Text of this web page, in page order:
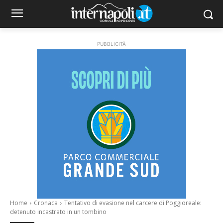
PUBBLICITÀ
Home Cronaca
Tentativo di evasione nel carcere di Poggioreale:
detenuto incastrato in un tombino